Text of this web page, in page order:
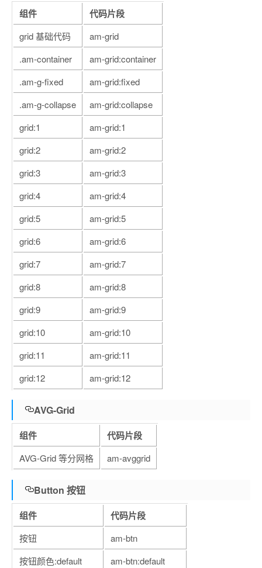
组件 代码片段
grid 基础代码
am-grid
.am-container
am-grid:container
.am-g-fixed
am-grid:fixed
.am-g-collapse
am-grid:collapse
grid:1
am-grid:1
grid:2
am-grid:2
grid:3
am-grid:3
grid:4
am-grid:4
grid:5
am-grid:5
grid:6
am-grid:6
grid:7
am-grid:7
grid:8
am-grid:8
grid:9
am-grid:9
grid:10
am-grid:10
grid:11
am-grid:11
grid:12
am-grid:12
AVG-Grid
组件 代码片段
AVG-Grid 等分网格 am-avggrid
Button 按钮
组件 代码片段
按钮
am-btn
按钮颜色:default
am-btn:default